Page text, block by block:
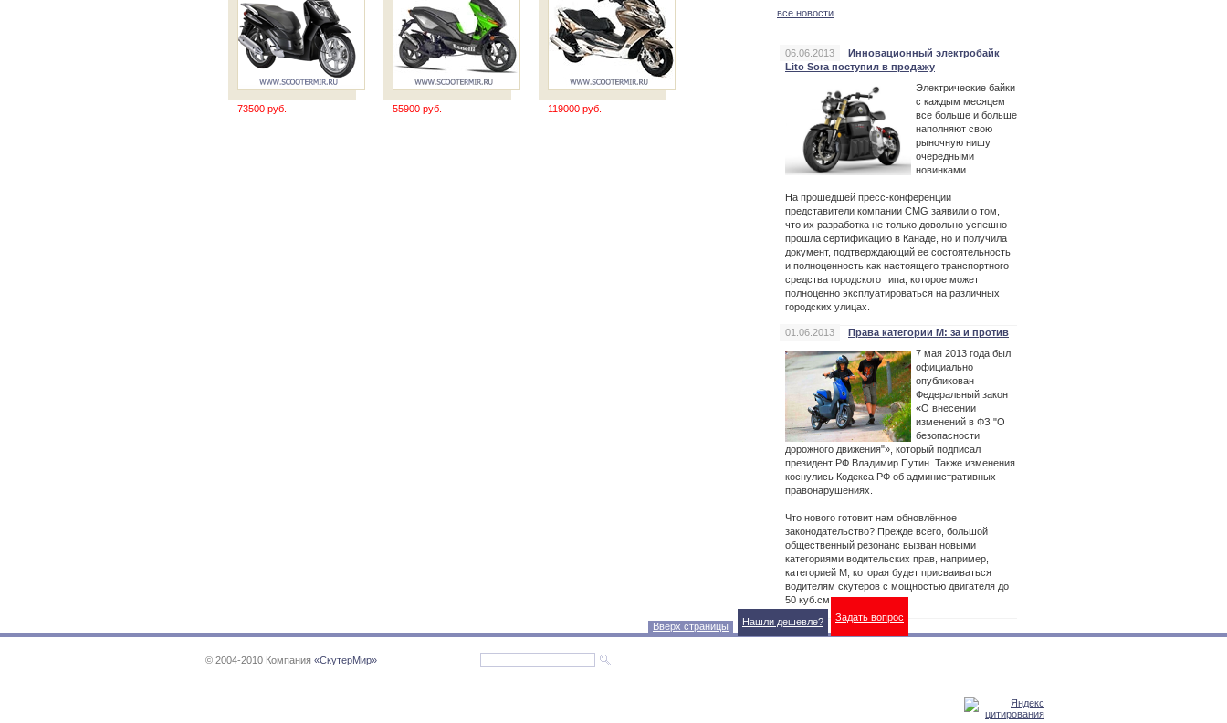
все новости
06.06.2013
Инновационный электробайк
Lito Sora поступил в продажу
Электрические байки
с каждым месяцем
все больше и больше
наполняют свою
рыночную нишу
очередными
новинками.
На прошедшей пресс-конференции
представители компании CMG заявили о том,
что их разработка не только довольно успешно
прошла сертификацию в Канаде, но и получила
документ, подтверждающий ее состоятельность
и полноценность как настоящего транспортного
средства городского типа, которое может
полноценно эксплуатироваться на различных
городских улицах.
01.06.2013
Права категории М: за и против
7 мая 2013 года был
официально
опубликован
Федеральный закон
«О внесении
изменений в ФЗ "О
безопасности
дорожного движения"», который подписал
президент РФ Владимир Путин. Также изменения
коснулись Кодекса РФ об административных
правонарушениях.
Что нового готовит нам обновлённое
законодательство? Прежде всего, большой
общественный резонанс вызван новыми
категориями водительских прав, например,
категорией М, которая будет присваиваться
водителям скутеров с мощностью двигателя до
50 куб.см.
73500 руб. 55900 руб. 119000 руб.
Вверх страницы Нашли дешевле? Задать вопрос
© 2004-2010 Компания «СкутерМир»